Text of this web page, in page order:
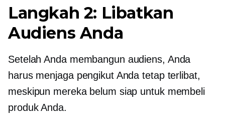
Langkah 2: Libatkan
Audiens Anda
Setelah Anda membangun audiens, Anda
harus menjaga pengikut Anda tetap terlibat,
meskipun mereka belum siap untuk membeli
produk Anda.